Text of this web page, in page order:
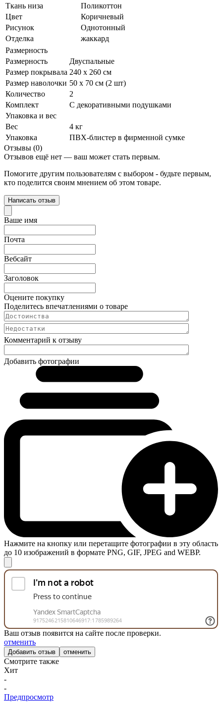
Ткань низа
Поликоттон
Цвет
Коричневый
Рисунок
Однотонный
Отделка
жаккард
Размерность
Размерность
Двуспальные
Размер покрывала 240 х 260 см
Размер наволочки 50 х 70 см (2 шт)
Количество
2
Комплект
С декоративными подушками
Упаковка и вес
Вес
4 кг
Упаковка
ПВХ-блистер в фирменной сумке
Отзывы (0)
Отзывов ещё нет — ваш может стать первым.
Помогите другим пользователям с выбором - будьте первым,
кто поделится своим мнением об этом товаре.
Написать отзыв
Ваше имя
Почта
Вебсайт
Заголовок
Оцените покупку
Поделитесь впечатлениями о товаре
Комментарий к отзыву
Добавить фотографии
Нажмите на кнопку или перетащите фотографии в эту область
до 10 изображений в формате PNG, GIF, JPEG and WEBP.
Ваш отзыв появится на сайте после проверки.
отменить
отменить
Смотрите также
Хит
-
-
Предпросмотр